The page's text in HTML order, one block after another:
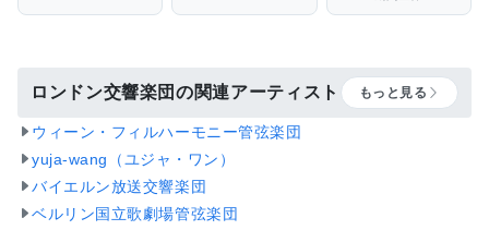
ロンドン交響楽団の関連アーティスト もっと見る
ウィーン・フィルハーモニー管弦楽団
yuja-wang（ユジャ・ワン）
バイエルン放送交響楽団
ベルリン国立歌劇場管弦楽団